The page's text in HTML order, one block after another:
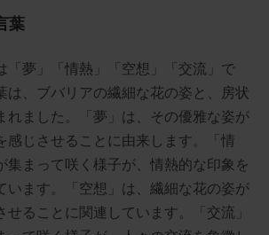
葉
「夢」「情熱」「空想」「交流」で
は、ブバリアの繊細な花の姿と、房状
れました。「夢」は、その優雅な姿が
感じさせることに由来します。「情
集まって咲く様子が、情熱的な印象を
います。「空想」は、繊細な花の姿が
ることに関連しています。「交流」